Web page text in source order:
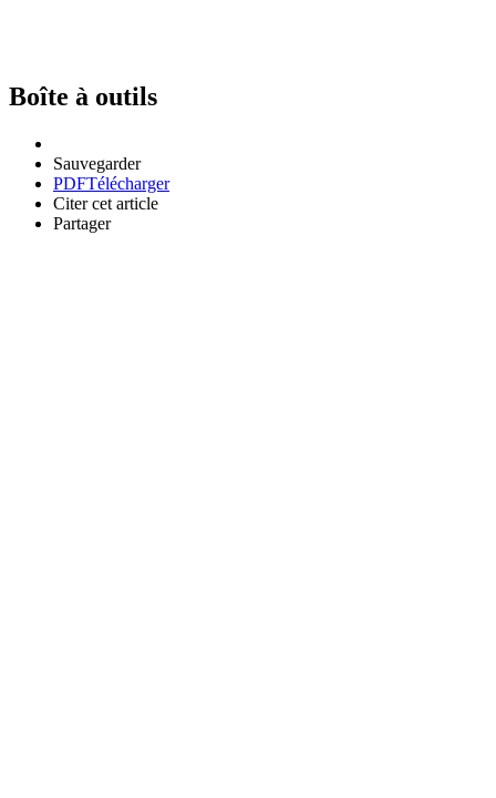
Boîte à outils
Sauvegarder
PDFTélécharger
Citer cet article
Partager